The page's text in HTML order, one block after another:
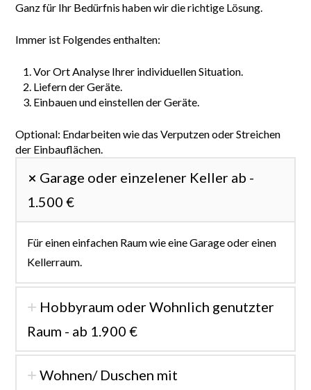
Ganz für Ihr Bedürfnis haben wir die richtige Lösung.
Immer ist Folgendes enthalten:
Vor Ort Analyse Ihrer individuellen Situation.
Liefern der Geräte.
Einbauen und einstellen der Geräte.
Optional: Endarbeiten wie das Verputzen oder Streichen
der Einbauflächen.
Garage oder einzelener Keller ab -
1.500 €
Für einen einfachen Raum wie eine Garage oder einen
Kellerraum.
Hobbyraum oder Wohnlich genutzter
Raum - ab 1.900 €
Wohnen/ Duschen mit